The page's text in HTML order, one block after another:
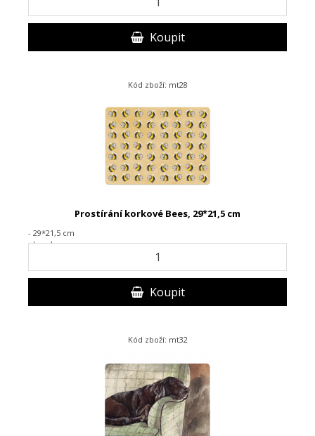
Koupit
Kód zboží: mt28
Prostírání korkové Bees, 29*21,5 cm
- 29*21,5 cm
- korek
Koupit
Kód zboží: mt32